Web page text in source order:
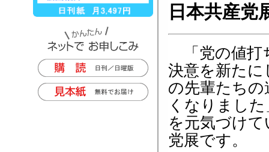
日本共産党
「党の値打
決意を新たに
の先輩たち
くなりまし
を元気づけ
党展です。